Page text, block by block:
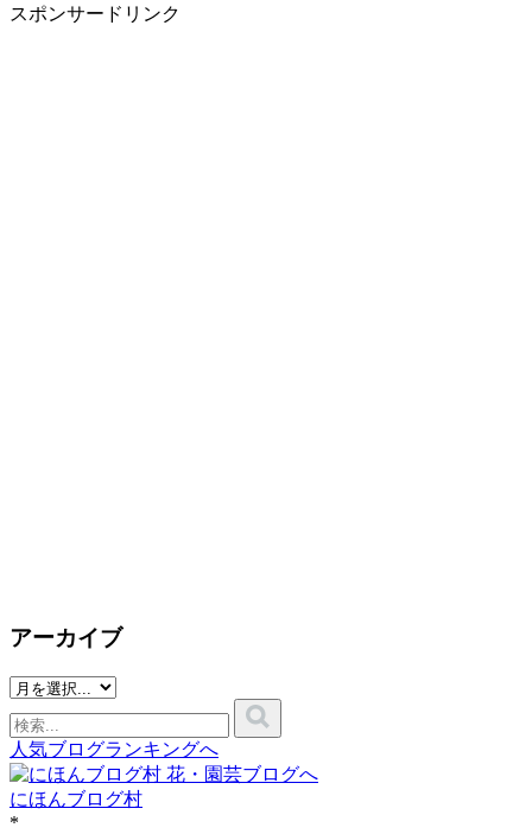
スポンサードリンク
アーカイブ
人気ブログランキングへ
にほんブログ村
*